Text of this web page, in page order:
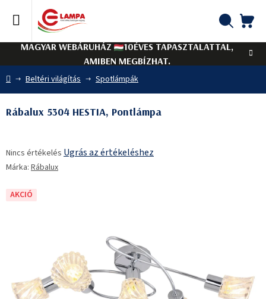
tartalomhoz
MAGYAR WEBÁRUHÁZ
10ÉVES TAPASZTALATTAL,
AMIBEN MEGBÍZHAT.
Kezdőlap
Beltéri világítás Spotlámpák
Rábalux 5304 HESTIA, Pontlámpa
termék
átlagos
5-
Nincs értékelés Ugrás az értékeléshez
Márka: Rábalux
AKCIÓ